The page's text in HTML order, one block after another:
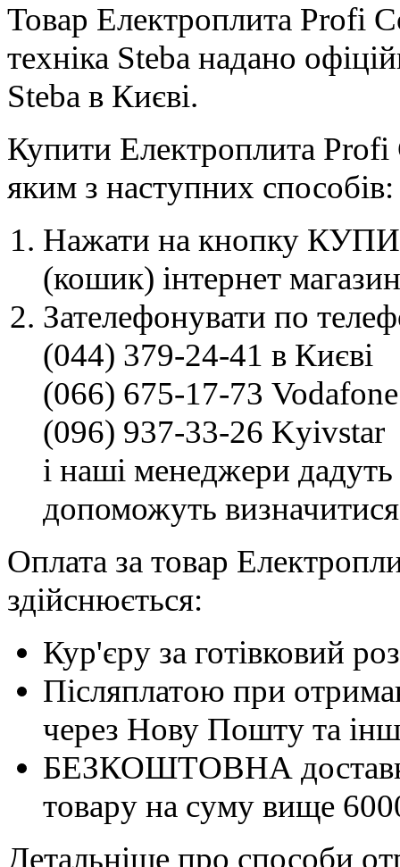
Товар Електроплита Profi
техніка Steba надано
Steba в Києві.
Купити Електроплита
яким з наступних способів:
Нажати на кнопку
(кошик) інтернет
Зателефонувати по
(044) 379-24-41 в Києві
(066) 675-17-73 Vodafone
(096) 937-33-26 Kyivstar
і наші менеджери дадуть
допоможуть
Оплата за товар
здійснюється:
Кур'єру за готівковий
Післяплатою при
через Нову Пошту та
БЕЗКОШТОВНА
товару на суму вище
Детальніше про способи